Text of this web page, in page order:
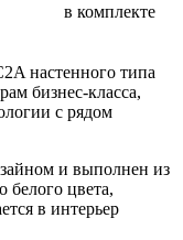
в комплекте
настенного типа
бизнес-класса,
с рядом
и выполнен из
белого цвета,
в интерьер